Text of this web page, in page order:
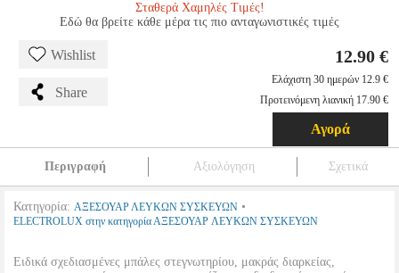
Σταθερά Χαμηλές Τιμές!
Εδώ θα βρείτε κάθε μέρα τις πιο ανταγωνιστικές τιμές
Wishlist
Share
12.90 €
Ελάχιστη 30 ημερών 12.9 €
Προτεινόμενη λιανική 17.90 €
Αγορά
Περιγραφή Αξιολόγηση Σχετικά
Κατηγορία: ΑΞΕΣΟΥΑΡ ΛΕΥΚΩΝ ΣΥΣΚΕΥΩΝ •
ELECTROLUX στην κατηγορία ΑΞΕΣΟΥΑΡ ΛΕΥΚΩΝ ΣΥΣΚΕΥΩΝ
Ειδικά σχεδιασμένες μπάλες στεγνωτηρίου, μακράς διαρκείας,